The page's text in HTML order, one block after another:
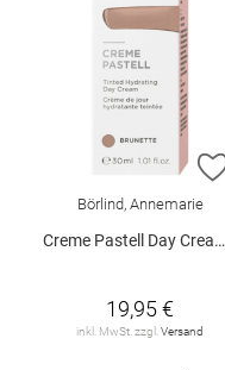
Börlind, Annemarie
Creme Pastell Day Cream Brunette 30 ml
19,95 €
inkl. MwSt. zzgl. Versand